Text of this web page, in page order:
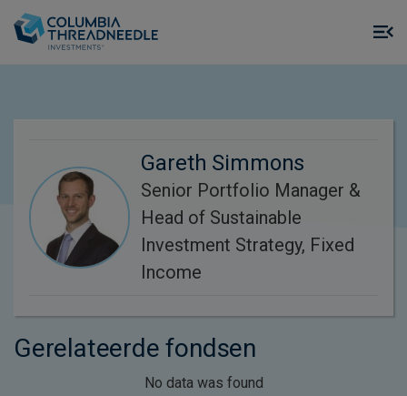
Gareth Simmons
Senior Portfolio Manager &
Head of Sustainable
Investment Strategy, Fixed
Income
Gerelateerde fondsen
No data was found